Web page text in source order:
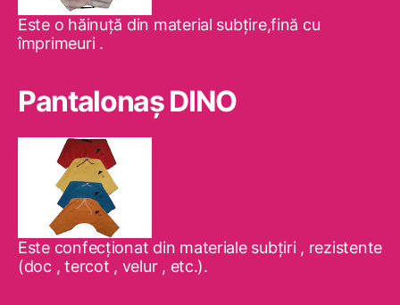
Este o hăinuţă din material subţire,fină cu
împrimeuri .
Pantalonaş DINO
Este confecţionat din materiale subţiri , rezistente
(doc , tercot , velur , etc.).